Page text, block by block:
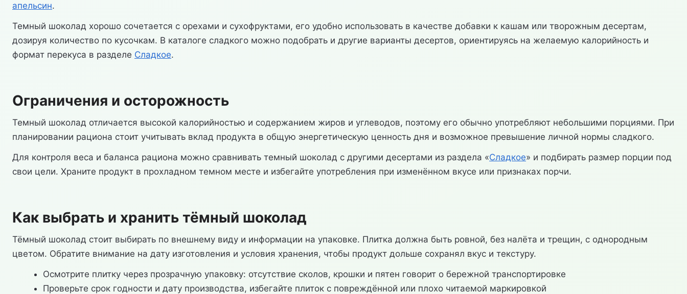
апельсин.
Темный шоколад хорошо сочетается с орехами и сухофруктами, его удобно использовать в качестве добавки к кашам или творожным десертам,
дозируя количество по кусочкам. В каталоге сладкого можно подобрать и другие варианты десертов, ориентируясь на желаемую калорийность и
формат перекуса в разделе Сладкое.
Ограничения и осторожность
Темный шоколад отличается высокой калорийностью и содержанием жиров и углеводов, поэтому его обычно употребляют небольшими порциями. При
планировании рациона стоит учитывать вклад продукта в общую энергетическую ценность дня и возможное превышение личной нормы сладкого.
Для контроля веса и баланса рациона можно сравнивать темный шоколад с другими десертами из раздела «Сладкое» и подбирать размер порции под
свои цели. Храните продукт в прохладном темном месте и избегайте употребления при изменённом вкусе или признаках порчи.
Как выбрать и хранить тёмный шоколад
Тёмный шоколад стоит выбирать по внешнему виду и информации на упаковке. Плитка должна быть ровной, без налёта и трещин, с однородным
цветом. Обратите внимание на дату изготовления и условия хранения, чтобы продукт дольше сохранял вкус и текстуру.
Осмотрите плитку через прозрачную упаковку: отсутствие сколов, крошки и пятен говорит о бережной транспортировке
Проверьте срок годности и дату производства, избегайте плиток с повреждённой или плохо читаемой маркировкой